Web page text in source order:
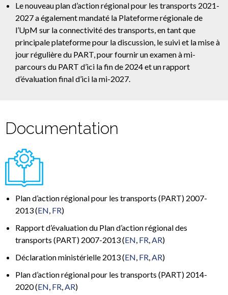
Le nouveau plan d’action régional pour les transports 2021-
2027 a également mandaté la Plateforme régionale de
l’UpM sur la connectivité des transports, en tant que
principale plateforme pour la discussion, le suivi et la mise à
jour régulière du PART, pour fournir un examen à mi-
parcours du PART d’ici la fin de 2024 et un rapport
d’évaluation final d’ici la mi-2027.
Documentation
Plan d’action régional pour les transports (PART) 2007-
2013 (EN, FR)
Rapport d’évaluation du Plan d’action régional des
transports (PART) 2007-2013 (EN, FR,AR)
Déclaration ministérielle 2013 (EN, FR,AR)
Plan d’action régional pour les transports (PART) 2014-
2020 (EN, FR,AR)